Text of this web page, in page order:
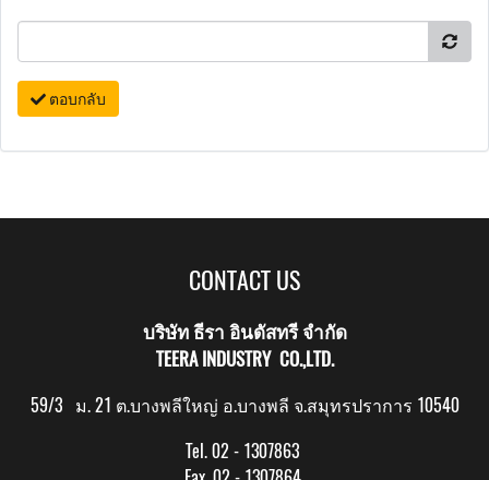
ตอบกลับ
CONTACT US
บริษัท ธีรา อินดัสทรี จำกัด
TEERA INDUSTRY CO.,LTD.
59/3 ม. 21 ต.บางพลีใหญ่ อ.บางพลี จ.สมุทรปราการ 10540
Tel. 02 - 1307863